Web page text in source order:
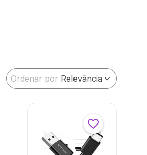
Ordenar por Relevância